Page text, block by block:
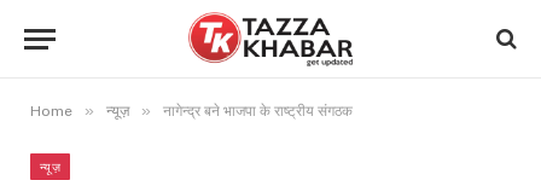
Home » न्यूज़ » नागेन्द्र बने भाजपा के राष्ट्रीय संगठक
न्यूज़